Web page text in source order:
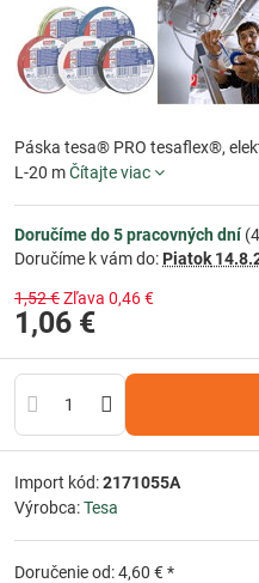
Páska tesa® PRO tesaflex®,
L-20 mČítajte viac
Doručíme do 5 pracovných dní(4
Doručíme k vám do: Piatok
1,52 €Zľava 0,46 €
1,06 €
Import kód:2171055A
Výrobca:Tesa
Doručenie od: 4,60 € *